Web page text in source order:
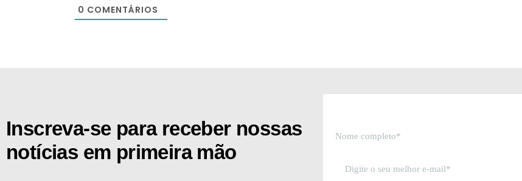
0 COMENTÁRIOS
Inscreva-se para receber nossas
notícias em primeira mão